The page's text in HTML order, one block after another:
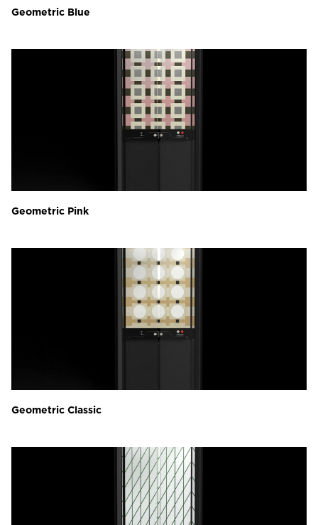
Geometric Blue
Geometric Pink
Geometric Classic